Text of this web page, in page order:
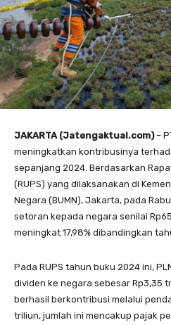
JAKARTA (Jatengaktual.com) –
meningkatkan kontribusinya
sepanjang 2024. Berdasarkan
(RUPS) yang dilaksanakan di
Negara (BUMN), Jakarta, pada
setoran kepada negara senilai
meningkat 17,98% dibandingkan
Pada RUPS tahun buku 2024 ini,
dividen ke negara sebesar Rp3,35
berhasil berkontribusi melalui
triliun, jumlah ini mencakup pajak